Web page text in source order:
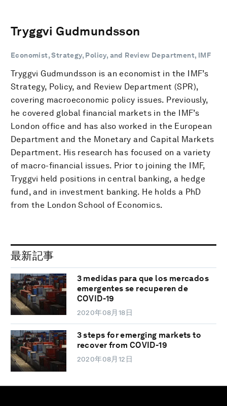
Tryggvi Gudmundsson
Economist, Strategy, Policy, and Review Department, IMF
Tryggvi Gudmundsson is an economist in the IMF’s
Strategy, Policy, and Review Department (SPR),
covering macroeconomic policy issues. Previously,
he covered global financial markets in the IMF’s
London office and has also worked in the European
Department and the Monetary and Capital Markets
Department. His research has focused on a variety
of macro-financial issues. Prior to joining the IMF,
Tryggvi held positions in central banking, a hedge
fund, and in investment banking. He holds a PhD
from the London School of Economics.
最新記事
3 medidas para que los mercados
emergentes se recuperen de
COVID-19
2020年08月18日
3 steps for emerging markets to
recover from COVID-19
2020年08月12日